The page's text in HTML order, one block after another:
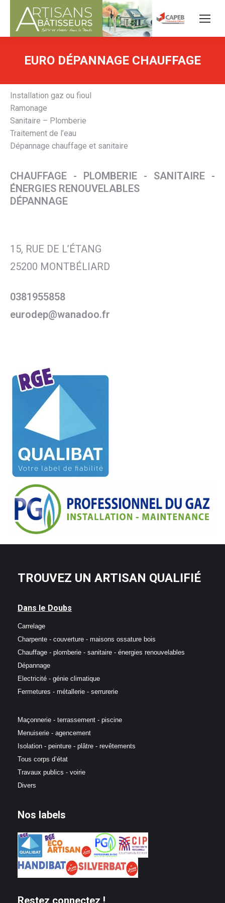
EURO DÉPANNAGE CHAUFFAGE
Installation gaz ou fioul
Ramonage
Sanitaire – Plomberie
Traitement de l’eau
Dépannage chauffage et sanitaire
CHAUFFAGE - PLOMBERIE - SANITAIRE -
ÉNERGIES RENOUVELABLES
DÉPANNAGE
15, RUE DE L’ÉTANG
25200 MONTBÉLIARD
0381955858
eurodep@wanadoo.fr
TROUVEZ UN ARTISAN QUALIFIÉ
Dans le Doubs
Carrelage
Charpente - couverture - maisons ossature bois
Chauffage - plomberie - sanitaire - énergies renouvelables
Dépannage
Electricité - génie climatique
Fermetures - métallerie - serrurerie
Maçonnerie - terrassement - piscine
Menuiserie - agencement
Isolation - peinture - plâtre - revêtements
Tous corps d’état
Travaux publics - voirie
Divers
Nos labels
Restez connectez !